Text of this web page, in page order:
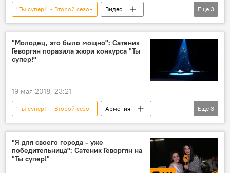
"Ты супер!" - Второй сезон
Видео
Мультимедиа
Гюмри
конкурс "Ты супер!"
Еще 3
"Молодец, это было мощно": Сатеник
Геворгян поразила жюри конкурса "Ты
супер!"
19 мая 2018, 23:21
"Ты супер!" - Второй сезон
Армения
Общество
Сатеник Геворгян
конкурс "Ты супер!"
Еще 3
"Я для своего города - уже
победительница": Сатеник Геворгян на
"Ты супер!"